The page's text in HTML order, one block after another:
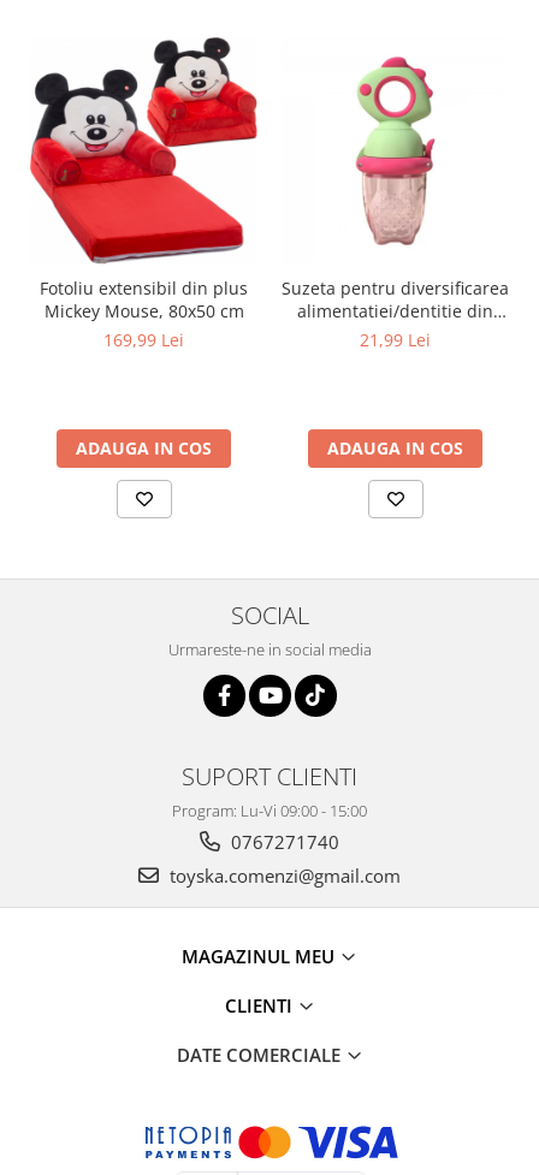
Fotoliu extensibil din plus
Mickey Mouse, 80x50 cm
169,99 Lei
ADAUGA IN COS
Suzeta pentru diversificarea
alimentatiei/dentitie din
silicon pentru fructe si
21,99 Lei
ADAUGA IN COS
SOCIAL
Urmareste-ne in social media
SUPORT CLIENTI
Program: Lu-Vi 09:00 - 15:00
0767271740
toyska.comenzi@gmail.com
MAGAZINUL MEU
CLIENTI
DATE COMERCIALE